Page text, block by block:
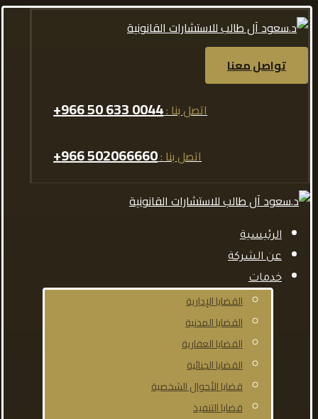
تواصل معنا
اتصل بنا :0044 633 50 966+
اتصل بنا :502066660 966+
الرئيسية
عن الشركة
خدمات
القضايا الإدارية
القضايا المدنية
القضايا العقارية
القضايا الجنائية
قضايا الأحوال الشخصية
قضايا التنفيذ